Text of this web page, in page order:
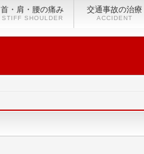
首・肩・腰の痛み
STIFF SHOULDER
交通事故の治療
ACCIDENT